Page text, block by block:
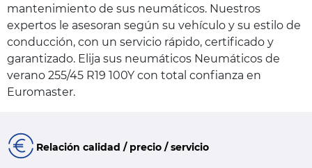
mantenimiento de sus neumáticos. Nuestros
expertos le asesoran según su vehículo y su estilo de
conducción, con un servicio rápido, certificado y
garantizado. Elija sus neumáticos Neumáticos de
verano 255/45 R19 100Y con total confianza en
Euromaster.
Relación calidad / precio / servicio